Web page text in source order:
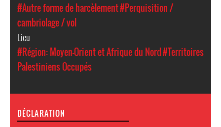
#Autre forme de harcèlement#Perquisition /
cambriolage / vol
Lieu
#Région: Moyen-Orient et Afrique du Nord#Territoires
Palestiniens Occupés
DÉCLARATION